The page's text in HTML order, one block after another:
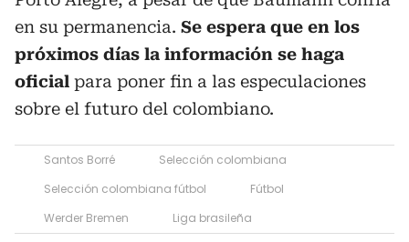
en su permanencia. Se espera que en los
próximos días la información se haga
oficial para poner fin a las especulaciones
sobre el futuro del colombiano.
Santos Borré
Selección colombiana
Selección colombiana fútbol
Fútbol
Werder Bremen
Liga brasileña